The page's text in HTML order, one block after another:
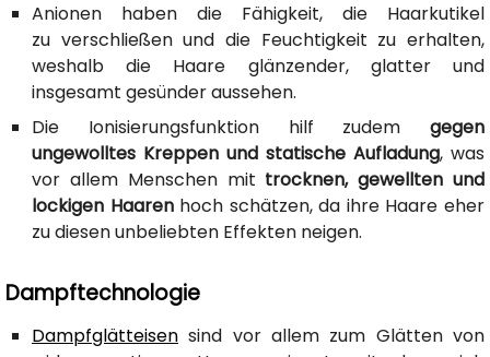
Anionen haben die Fähigkeit, die Haarkutikel
zu verschließen und die Feuchtigkeit zu erhalten,
weshalb die Haare glänzender, glatter und
insgesamt gesünder aussehen.
Die Ionisierungsfunktion hilf zudem gegen
ungewolltes Kreppen und statische Aufladung, was
vor allem Menschen mit trocknen, gewellten und
lockigen Haarenhoch schätzen, da ihre Haare eher
zu diesen unbeliebten Effekten neigen.
Dampftechnologie
Dampfglätteisen sind vor allem zum Glätten von